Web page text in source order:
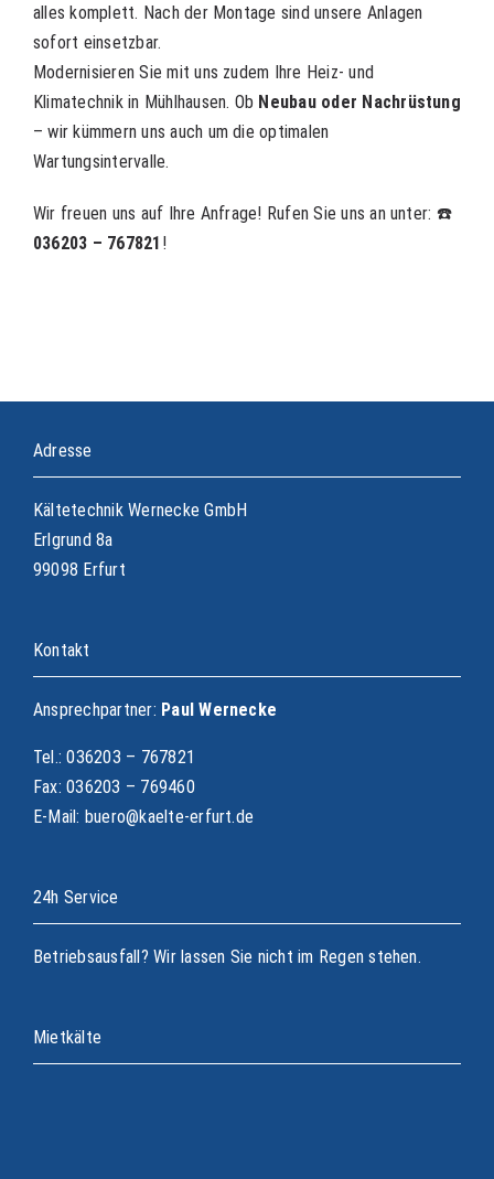
alles komplett. Nach der Montage sind unsere Anlagen
sofort einsetzbar.
Modernisieren Sie mit uns zudem Ihre Heiz- und
Klimatechnik in Mühlhausen. Ob Neubau oder Nachrüstung
– wir kümmern uns auch um die optimalen
Wartungsintervalle.
Wir freuen uns auf Ihre Anfrage! Rufen Sie uns an unter: ☎️
036203 – 767821 !
Adresse
Kältetechnik Wernecke GmbH
Erlgrund 8a
99098 Erfurt
Kontakt
Ansprechpartner: Paul Wernecke
Tel.: 036203 – 767821
Fax: 036203 – 769460
E-Mail: buero@kaelte-erfurt.de
24h Service
Betriebsausfall? Wir lassen Sie nicht im Regen stehen.
Mietkälte